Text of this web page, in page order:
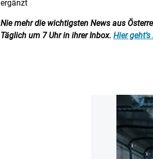
ergänzt
Nie mehr die wichtigsten News aus
Täglich um 7 Uhr in ihrer Inbox. Hier